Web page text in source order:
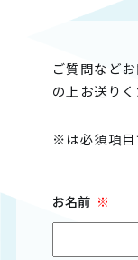
ご質問など
の上お送りく
※は必須項目
お名前 ※